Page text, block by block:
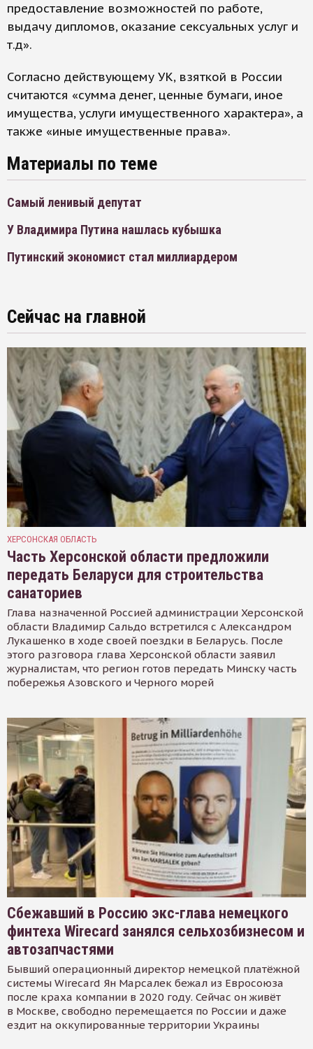
предоставление возможностей по работе,
выдачу дипломов, оказание сексуальных услуг и
т.д».
Согласно действующему УК, взяткой в России
считаются «сумма денег, ценные бумаги, иное
имущества, услуги имущественного характера», а
также «иные имущественные права».
Материалы по теме
Самый ленивый депутат
У Владимира Путина нашлась кубышка
Путинский экономист стал миллиардером
Сейчас на главной
ХЕРСОНСКАЯ ОБЛАСТЬ
Часть Херсонской области предложили
передать Беларуси для строительства
санаториев
Глава назначенной Россией администрации Херсонской
области Владимир Сальдо встретился с Александром
Лукашенко в ходе своей поездки в Беларусь. После
этого разговора глава Херсонской области заявил
журналистам, что регион готов передать Минску часть
побережья Азовского и Черного морей
Сбежавший в Россию экс-глава немецкого
финтеха Wirecard занялся сельхозбизнесом и
автозапчастями
Бывший операционный директор немецкой платёжной
системы Wirecard Ян Марсалек бежал из Евросоюза
после краха компании в 2020 году. Сейчас он живёт
в Москве, свободно перемещается по России и даже
ездит на оккупированные территории Украины